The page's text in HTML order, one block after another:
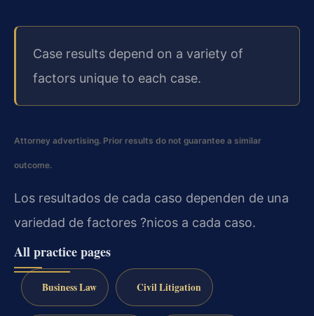
Case results depend on a variety of
factors unique to each case.
Attorney advertising. Prior results do not guarantee a similar
outcome.
Los resultados de cada caso dependen de una
variedad de factores ?nicos a cada caso.
All practice pages
Business Law Civil Litigation